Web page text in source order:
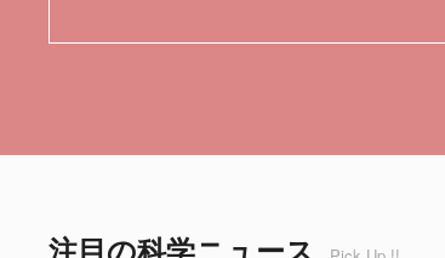
注目の科学ニュース